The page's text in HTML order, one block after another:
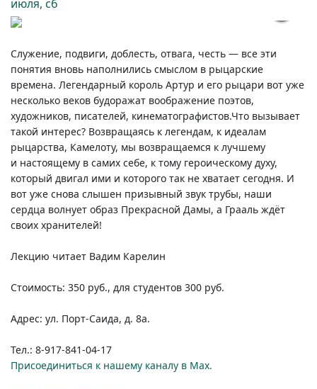
июля, сб
Служение, подвиги, доблесть, отвага, честь — все эти
понятия вновь наполнились смыслом в рыцарские
времена. Легендарный король Артур и его рыцари вот уже
несколько веков будоражат воображение поэтов,
художников, писателей, кинематографистов.Что вызывает
такой интерес? Возвращаясь к легендам, к идеалам
рыцарства, Камелоту, мы возвращаемся к лучшему
и настоящему в самих себе, к тому героическому духу,
который двигал ими и которого так не хватает сегодня. И
вот уже снова слышен призывный звук трубы, наши
сердца волнует образ Прекрасной Дамы, а Грааль ждёт
своих хранителей!
Лекцию читает Вадим Карелин
Стоимость: 350 руб., для студентов 300 руб.
Адрес: ул. Порт-Саида, д. 8а.
Тел.: 8-917-841-04-17
Присоединиться к нашему каналу в Max.